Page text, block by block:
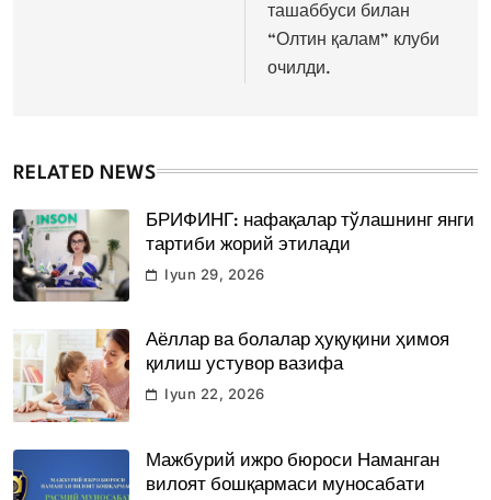
ташаббуси билан
“Олтин қалам” клуби
очилди.
RELATED NEWS
БРИФИНГ: нафақалар тўлашнинг янги
тартиби жорий этилади
Iyun 29, 2026
Аёллар ва болалар ҳуқуқини ҳимоя
қилиш устувор вазифа
Iyun 22, 2026
Мажбурий ижро бюроси Наманган
вилоят бошқармаси муносабати